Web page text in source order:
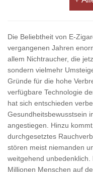
Die Beliebtheit von E-
vergangenen Jahren
allem Nichtraucher, die
sondern vielmehr
Gründe für die hohe
verfügbare Technologie
hat sich entschieden
Gesundheitsbewusstsein
angestiegen. Hinzu
durchgesetztes
stören meist niemanden
weitgehend
Millionen Menschen auf